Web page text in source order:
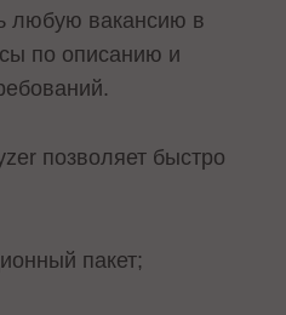
любую вакансию в
по описанию и
позволяет быстро
пакет;